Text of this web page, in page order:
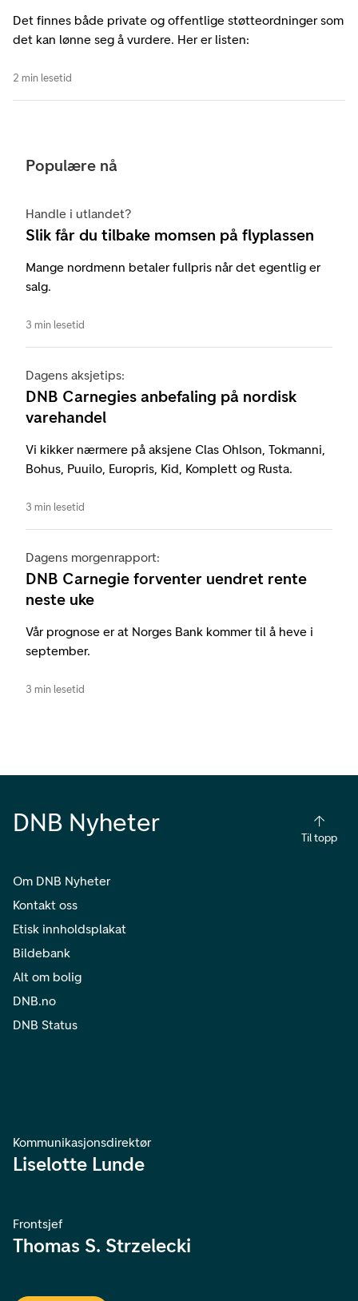
Det finnes både private og offentlige støtteordninger som
det kan lønne seg å vurdere. Her er listen:
2 min lesetid
Populære nå
Handle i utlandet?
Slik får du tilbake momsen på flyplassen
Mange nordmenn betaler fullpris når det egentlig er
salg.
3 min lesetid
Dagens aksjetips:
DNB Carnegies anbefaling på nordisk
varehandel
Vi kikker nærmere på aksjene Clas Ohlson, Tokmanni,
Bohus, Puuilo, Europris, Kid, Komplett og Rusta.
3 min lesetid
Dagens morgenrapport:
DNB Carnegie forventer uendret rente
neste uke
Vår prognose er at Norges Bank kommer til å heve i
september.
3 min lesetid
DNB Nyheter
Til topp
Om DNB Nyheter
Kontakt oss
Etisk innholdsplakat
Bildebank
Alt om bolig
DNB.no
DNB Status
Kommunikasjonsdirektør
Liselotte Lunde
Frontsjef
Thomas S. Strzelecki